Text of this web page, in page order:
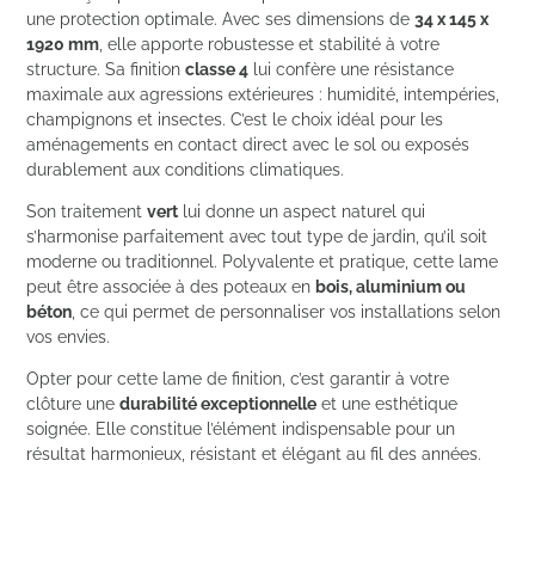
une protection optimale. Avec ses dimensions de34 x 145 x
1920 mm , elle apporte robustesse et stabilité à votre
structure. Sa finitionclasse 4 lui confère une résistance
maximale aux agressions extérieures : humidité, intempéries,
champignons et insectes. C’est le choix idéal pour les
aménagements en contact direct avec le sol ou exposés
durablement aux conditions climatiques.
Son traitementvert lui donne un aspect naturel qui
s’harmonise parfaitement avec tout type de jardin, qu’il soit
moderne ou traditionnel. Polyvalente et pratique, cette lame
peut être associée à des poteaux en bois, aluminium ou
béton , ce qui permet de personnaliser vos installations selon
vos envies.
Opter pour cette lame de finition, c’est garantir à votre
clôture unedurabilité exceptionnelle et une esthétique
soignée. Elle constitue l’élément indispensable pour un
résultat harmonieux, résistant et élégant au fil des années.